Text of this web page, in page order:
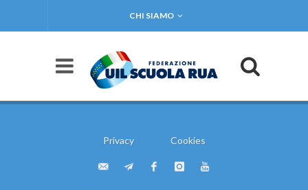
CHI SIAMO
Privacy Cookies